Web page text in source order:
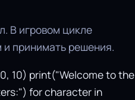
В игровом цикле
и принимать решения.
10) print("Welcome to the
for character in